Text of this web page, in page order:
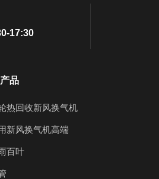
17:30
品
热回收新风换气机
新风换气机高端
百叶